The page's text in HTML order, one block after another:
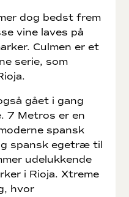
dog bedst frem
vine laves på
Culmen er et
serie, som
gået i gang
7 Metros er en
spansk
spansk egetræ til
udelukkende
i Rioja. Xtreme
hvor